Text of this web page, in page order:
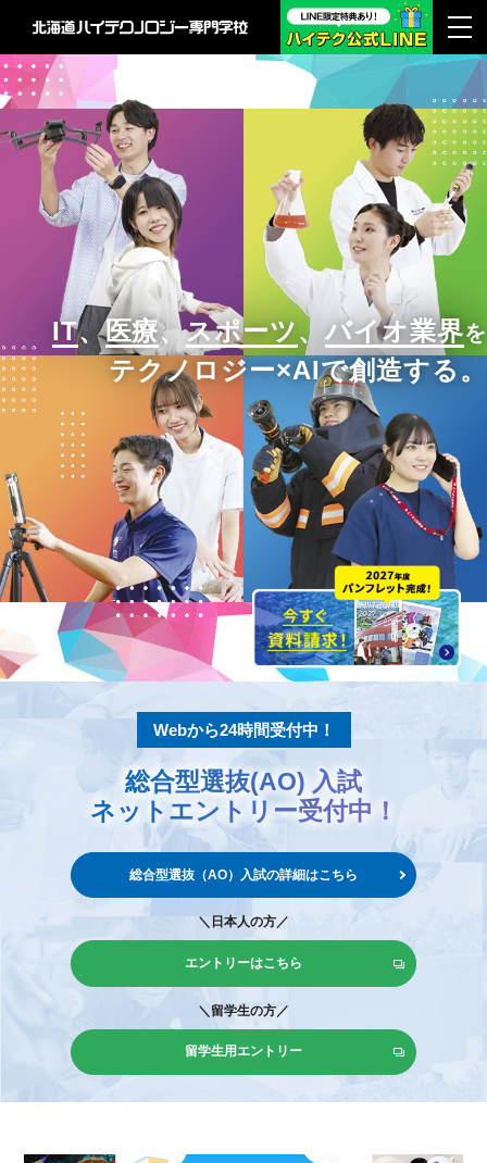
IT、医療、スポーツ、バイオ業界を
テクノロジー×AIで創造する。
Webから24時間受付中！
総合型選抜(AO) 入試
ネットエントリー受付中！
総合型選抜（AO）入試の詳細はこちら
＼日本人の方／
エントリーはこちら
＼留学生の方／
留学生用エントリー